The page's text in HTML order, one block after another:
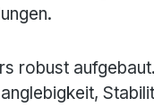
robust